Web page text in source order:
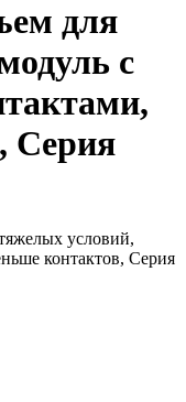
для
с
Серия